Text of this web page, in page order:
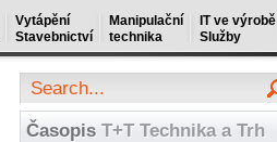
Vytápění
Stavebnictví
Manipulační
technika
IT ve výrobě
Služby
Časopis T+T Technika a Trh